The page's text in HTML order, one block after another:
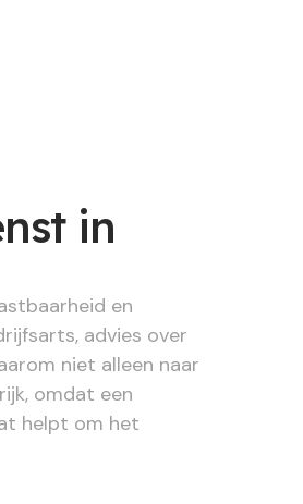
in
en
advies over
niet alleen naar
omdat een
helpt om het